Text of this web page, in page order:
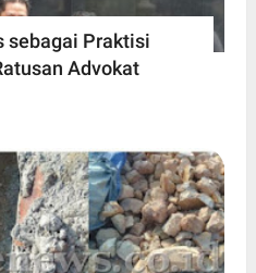
sebagai Praktisi
Advokat